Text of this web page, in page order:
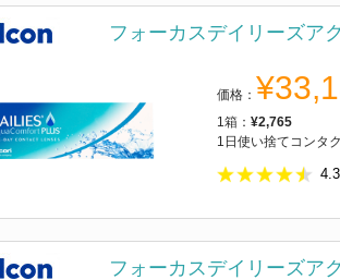
フォーカスデイリーズア
価格：
1箱： ¥2,765
1日使い捨てコンタ
4.3
フォーカスデイリーズア